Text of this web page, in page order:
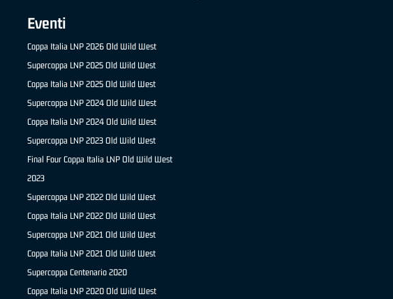
Eventi
Coppa Italia LNP 2026 Old Wild West
Supercoppa LNP 2025 Old Wild West
Coppa Italia LNP 2025 Old Wild West
Supercoppa LNP 2024 Old Wild West
Coppa Italia LNP 2024 Old Wild West
Supercoppa LNP 2023 Old Wild West
Final Four Coppa Italia LNP Old Wild West
2023
Supercoppa LNP 2022 Old Wild West
Coppa Italia LNP 2022 Old Wild West
Supercoppa LNP 2021 Old Wild West
Coppa Italia LNP 2021 Old Wild West
Supercoppa Centenario 2020
Coppa Italia LNP 2020 Old Wild West